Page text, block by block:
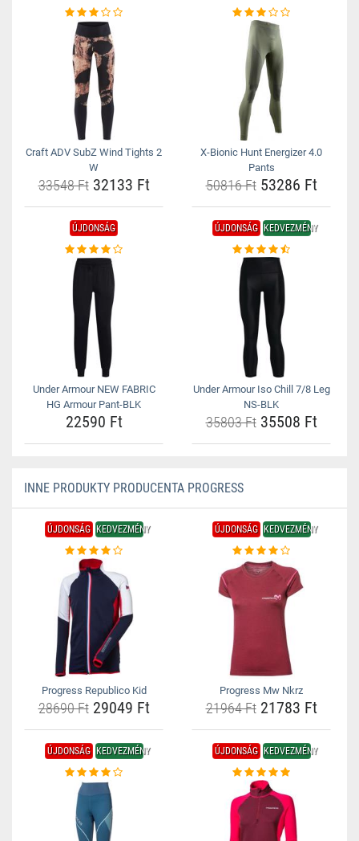
Craft ADV SubZ Wind Tights 2
W
33548 Ft32133 Ft
X-Bionic Hunt Energizer 4.0
Pants
50816 Ft53286 Ft
ÚJDONSÁG
Under Armour NEW FABRIC
HG Armour Pant-BLK
22590 Ft
ÚJDONSÁG KEDVEZMÉNY
Under Armour Iso Chill 7/8 Leg
NS-BLK
35803 Ft35508 Ft
INNE PRODUKTY PRODUCENTA PROGRESS
ÚJDONSÁG KEDVEZMÉNY
Progress Republico Kid
28690 Ft29049 Ft
ÚJDONSÁG KEDVEZMÉNY
Progress Mw Nkrz
21964 Ft21783 Ft
ÚJDONSÁG KEDVEZMÉNY ÚJDONSÁG KEDVEZMÉNY